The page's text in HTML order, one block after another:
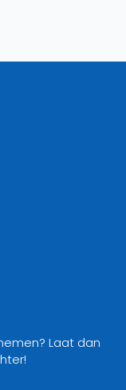
Laat dan